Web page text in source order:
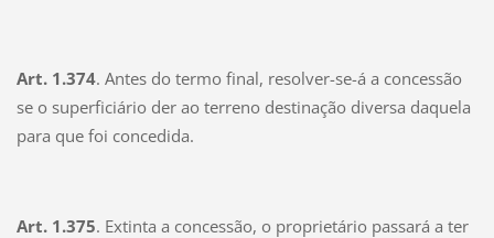
Art. 1.374. Antes do termo final, resolver-se-á a concessão
se o superficiário der ao terreno destinação diversa daquela
para que foi concedida.
Art. 1.375. Extinta a concessão, o proprietário passará a ter